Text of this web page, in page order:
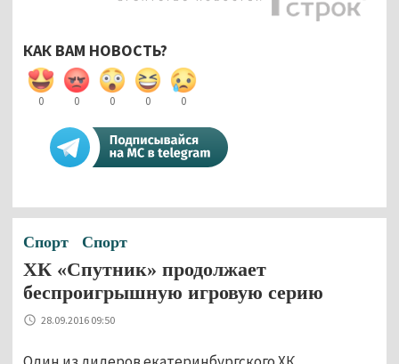
КАК ВАМ НОВОСТЬ?
0 0 0 0 0
Спорт Спорт
ХК «Спутник» продолжает
беспроигрышную игровую серию
28.09.2016 09:50